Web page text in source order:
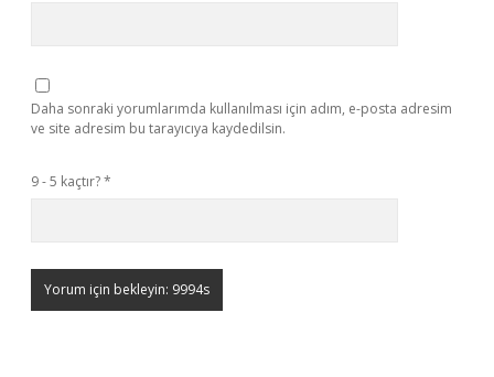
Daha sonraki yorumlarımda kullanılması için adım, e-posta adresim
ve site adresim bu tarayıcıya kaydedilsin.
9 - 5 kaçtır?*